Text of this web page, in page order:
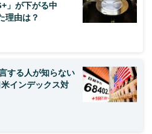
」が下がる中
理由は？
する人が知らない
米インデックス対